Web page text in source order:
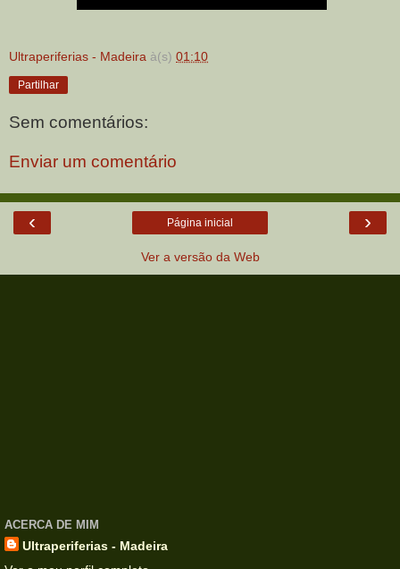
Ultraperiferias - Madeira à(s) 01:10
Partilhar
Sem comentários:
Enviar um comentário
‹ ›
Página inicial
Ver a versão da Web
ACERCA DE MIM
Ultraperiferias - Madeira